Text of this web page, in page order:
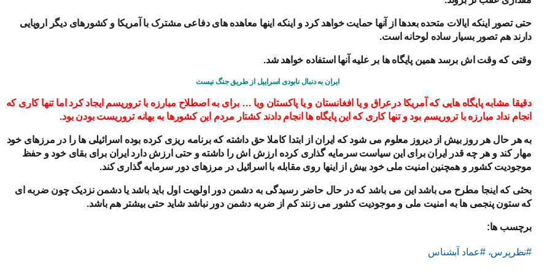
حتی تصور اینکه ایالات متحده بعدها از آنها حمایت خواهد کرد و اینکه اینها معاهده های دفاعی مشترک با آمریکا و کشورهای دیگر اروپایی
دارند هم تصور بسیار ساده لوحانه است.
وقتی که وقت اش برسد همین پایگاه ها بر علیه آنها استفاده خواهد شد.
ایران به دنبال نابودی اسراییل از طریق جنگ نیست
دقیقا مشابه پایگاه هایی که آمریکا درعراق و یا افغانستان و یا پاکستان ویا … برای به اصطلاح مبارزه با تروریسم ایجاد کرد اما تنها کاری که
انجام نداد مبارزه با تروریسم بود و تنها کاری که این پایگاه ها انجام دادند کشتار مردم این کشورها به بهانه تروریست بودن بود.
به هر حال هر روز بیش از دیروز معلوم می شود که ایران از ابتدا کاملا حق داشته که برنامه ریزی کرده بوده اسرائیلی ها را در مرزهای خود
مهار کند و هر چه قدر ایران برای این سیاست سرمایه گذاری کرده ارزش اش را داشته و حتی ارزش دارد ایران برای بقای خود و حفظ
موجودیت کشور و همچنین امنیت ملی خود بیش از اینها روی مقابله با اسرائیل در مرزهای دور سرمایه گذاری کند.
بحثی که اینجا مطرح می باشد این می باشد که در حال حاضر رسیدگی به دشمن دور اولویت اول باید باشد یا دشمن نزدیک چون ضربه ای
که ستون پنجمی ها به امنیت ملی و موجودیت کشور می زنند کم از ضربه دشمن دور نباشد شاید حتی بیشتر هم باشد.
برچسب ها:
#نظرپرس، #عماد آبشناس